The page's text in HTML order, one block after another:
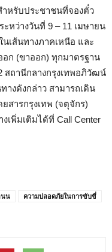
ำหรับประชาชนที่จองตั๋ว
หว่างวันที่ 9 – 11 เมษายน
นเส้นทางภาคเหนือ และ
ก (ขาออก) ทุกมาตรฐาน
สถานีกลางกรุงเทพอภิวัฒน์
างดังกล่าว สามารถเดิน
สารกรุงเทพ (จตุจักร)
เพิ่มเติมได้ที่ Call Center
นน
ความปลอดภัยในการขับขี่